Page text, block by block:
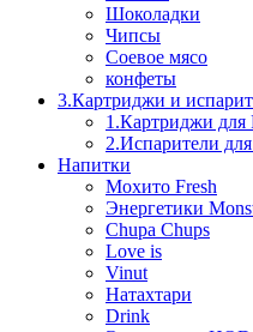
Шоколадки
Чипсы
Соевое мясо
конфеты
3.Картриджи и
1.Картриджи для
2.Испарители
Напитки
Мохито Fresh
Энергетики
Chupa Chups
Love is
Vinut
Натахтари
Drink